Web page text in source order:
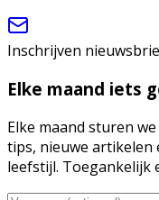
Inschrijven
Elke maand iets
Elke maand sturen
tips, nieuwe artikelen
leefstijl. Toegankelijk